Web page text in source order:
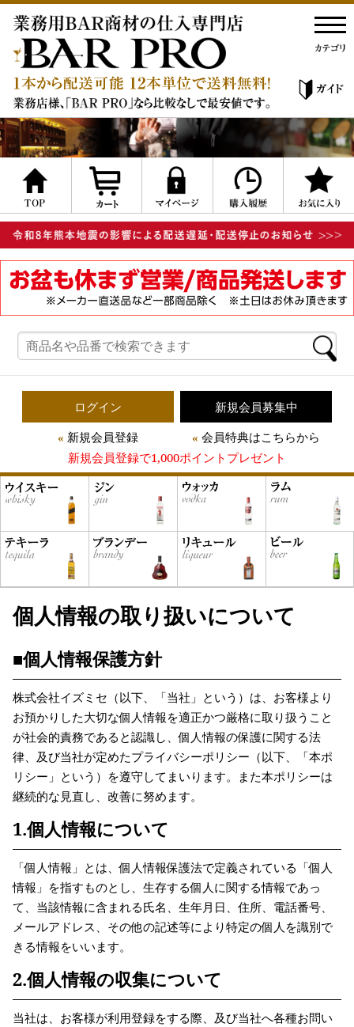
ログイン
新規会員登録
新規会員募集中
会員特典はこちらから
新規会員登録で1,000ポイントプレゼント
個人情報の取り扱いについて
■個人情報保護方針
株式会社イズミセ（以下、「当社」という）は、お客様より
お預かりした大切な個人情報を適正かつ厳格に取り扱うこと
が社会的責務であると認識し、個人情報の保護に関する法
律、及び当社が定めたプライバシーポリシー（以下、「本ポ
リシー」という）を遵守してまいります。また本ポリシーは
継続的な見直し、改善に努めます。
1.個人情報について
「個人情報」とは、個人情報保護法で定義されている「個人
情報」を指すものとし、生存する個人に関する情報であっ
て、当該情報に含まれる氏名、生年月日、住所、電話番号、
メールアドレス、その他の記述等により特定の個人を識別で
きる情報をいいます。
2.個人情報の収集について
当社は、お客様が利用登録をする際、及び当社へ各種お問い